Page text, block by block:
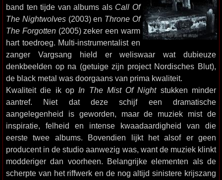
band ten tijde van albums als Call Of
The Nightwolves(2003) en Throne Of
The Forgotten(2005) zeker een warm
hart toedroeg. Multi-instrumentalist en
zanger Vargsang hield er weliswaar wat dubieuze
denkbeelden op na (getuige zijn project Nordisches Blut),
de black metal was doorgaans van prima kwaliteit.
Kwaliteit die ik op In The Mist Of Nightstukken minder
aantref. Niet dat deze schijf een dramatische
aangelegenheid is geworden, maar de muziek mist de
inspiratie, felheid en intense kwaadaardigheid van die
eerste twee albums. Bovendien lijkt het alsof er geen
producent in de studio aanwezig was, want de muziek klinkt
modderiger dan voorheen. Belangrijke elementen als de
scherpte van het riffwerk en de nog altijd sinistere krijszang